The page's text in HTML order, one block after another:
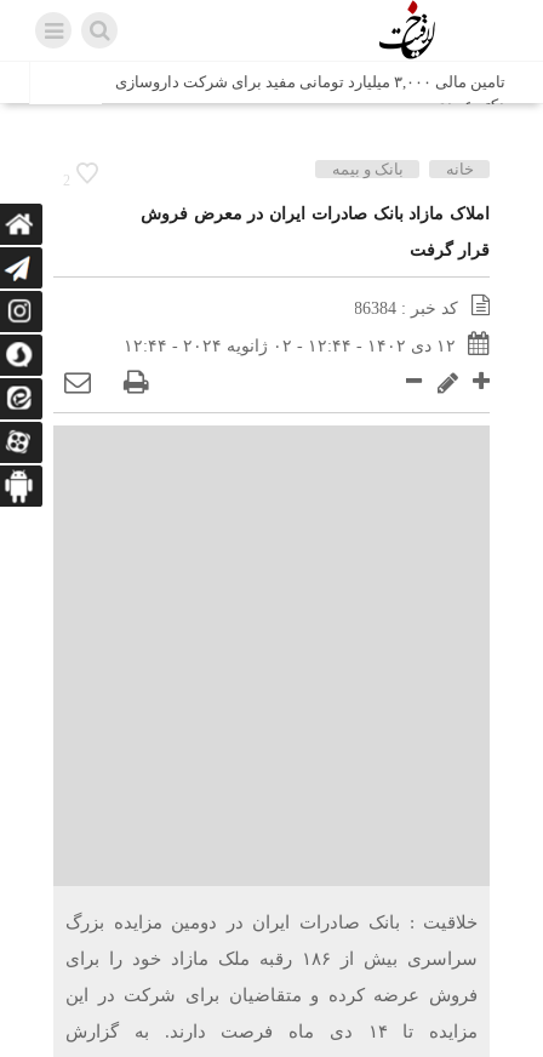
تامین مالی ۳,۰۰۰ میلیارد تومانی مفید برای شرکت داروسازی
دکتر عبیدی
شش وزیر کابینه پاکستان با حضور در سفارت ایران در اسلام
اتابک: ظرفیت های جدید همکاری‌های تجاری ایران و پاکستان با
محوریت بخش خصوصی فعال می‌شود
در مسیر جا‌مانده‌ها، دل‌ها به کربلا رسیده است
وزیر صمت خواستار پیگیری کانتینرهای ایرانی در بندر کراچی
شد / تجارت ۱۰ میلیارد دلاری ایران و پاکستان
2
خانه بانک و بیمه
املاک مازاد بانک صادرات ایران در معرض فروش
قرار گرفت
کد خبر : 86384
۱۲ دی ۱۴۰۲ - ۱۲:۴۴ - ۰۲ ژانویه ۲۰۲۴ - ۱۲:۴۴
خلاقیت : ​بانک صادرات ایران در دومین مزایده بزرگ
سراسری بیش از ۱۸۶ رقبه ملک مازاد خود را برای
فروش عرضه کرده و متقاضیان برای شرکت در این
مزایده تا ۱۴ دی ماه فرصت دارند. به گزارش